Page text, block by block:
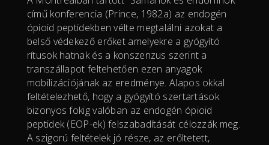
című konferencia (Prince, 1982a) az endogén
ópioid peptidekben vélte megtalálni azokat a
belső védekező erőket amelyekre a gyógyító
rítusok hatnak és a konszenzus szerint a
transzállapot feltehetően ezen anyagok
mobilizációjának az eredménye. Alapos okkal
feltételezhető, hogy a gyógyító szertartások
bizonyos fokig valóban az endogén ópioid
peptidek (EOP-ek) felszabadítását célozzák meg.
A szigorú feltételek jó része, az erőltetett,